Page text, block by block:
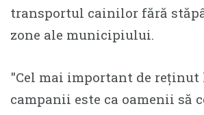
transportul cainilor fără
zone ale municipiului.
″Cel mai important de reținut
campanii este ca oamenii să